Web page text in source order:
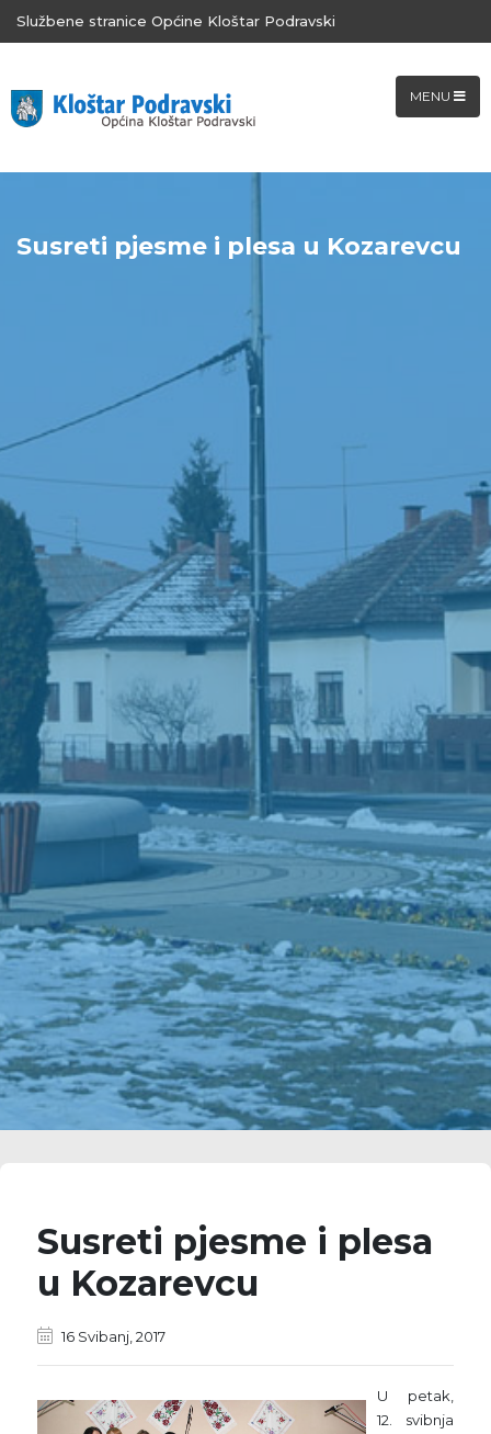
Službene stranice Općine Kloštar Podravski
MENU
Susreti pjesme i plesa u Kozarevcu
Susreti pjesme i plesa
u Kozarevcu
16 Svibanj, 2017
U petak,
12. svibnja